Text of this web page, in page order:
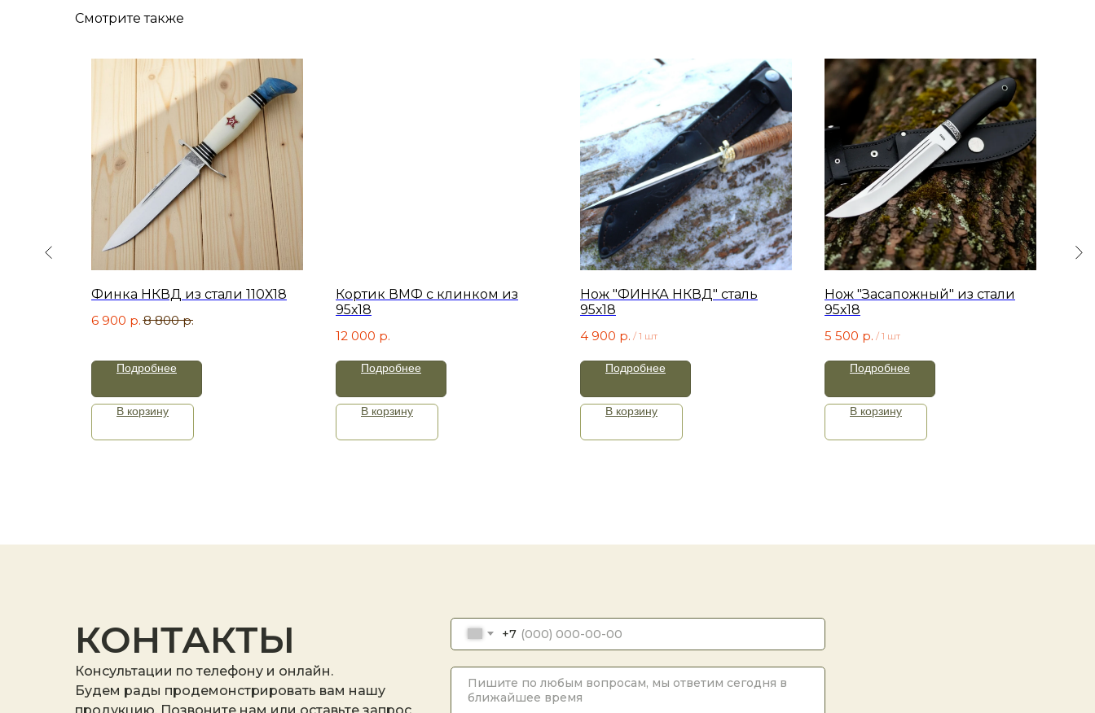
Смотрите также
Финка НКВД из стали 110Х18
6 900 р. 8 800 р.
Подробнее
В корзину
Кортик ВМФ с клинком из
95х18
12 000 р.
Подробнее
В корзину
Нож "ФИНКА НКВД" сталь
95х18
4 900 р. / 1 шт
Подробнее
В корзину
Нож "Засапожный" из стали
95х18
5 500 р. / 1 шт
Подробнее
В корзину
КОНТАКТЫ
Консультации по телефону и онлайн.
Будем рады продемонстрировать вам нашу
+7